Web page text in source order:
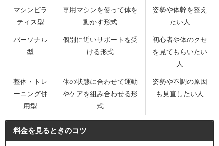
マシンピラ
ティス型
専用マシンを使って体を
動かす形式
姿勢や体幹を整え
たい人
パーソナル
型
個別に近いサポートを受
ける形式
初心者や体のクセ
を見てもらいたい
人
整体・トレ
ーニング併
用型
体の状態に合わせて運動
やケアを組み合わせる形
式
姿勢や不調の原因
も見直したい人
料金を見るときのコツ